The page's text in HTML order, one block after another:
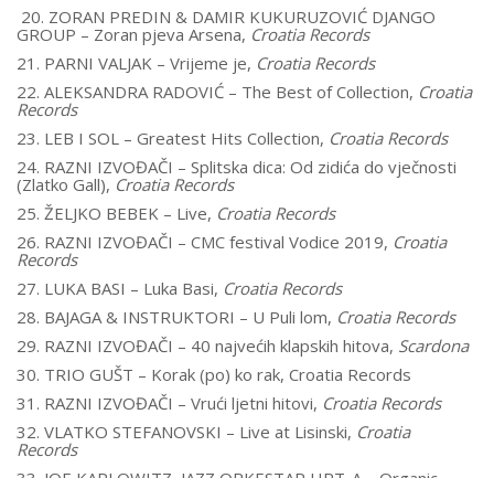
20. ZORAN PREDIN & DAMIR KUKURUZOVIĆ DJANGO
GROUP – Zoran pjeva Arsena, Croatia Records
21. PARNI VALJAK – Vrijeme je, Croatia Records
22. ALEKSANDRA RADOVIĆ – The Best of Collection, Croatia
Records
23. LEB I SOL – Greatest Hits Collection, Croatia Records
24. RAZNI IZVOĐAČI – Splitska dica: Od zidića do vječnosti
(Zlatko Gall), Croatia Records
25. ŽELJKO BEBEK – Live, Croatia Records
26. RAZNI IZVOĐAČI – CMC festival Vodice 2019, Croatia
Records
27. LUKA BASI – Luka Basi, Croatia Records
28. BAJAGA & INSTRUKTORI – U Puli lom, Croatia Records
29. RAZNI IZVOĐAČI – 40 najvećih klapskih hitova, Scardona
30. TRIO GUŠT – Korak (po) ko rak, Croatia Records
31. RAZNI IZVOĐAČI – Vrući ljetni hitovi, Croatia Records
32. VLATKO STEFANOVSKI – Live at Lisinski, Croatia
Records